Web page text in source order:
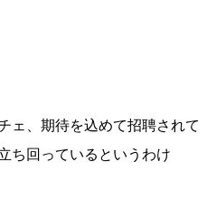
ェ、期待を込めて招聘されて
ち回っているというわけ